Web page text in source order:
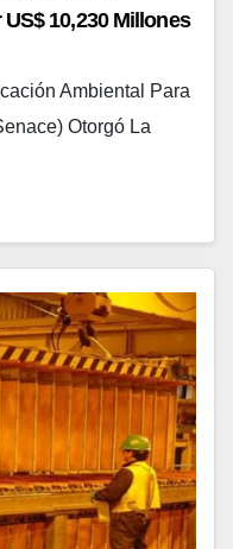
10,230 Millones
Ambiental Para
Otorgó La